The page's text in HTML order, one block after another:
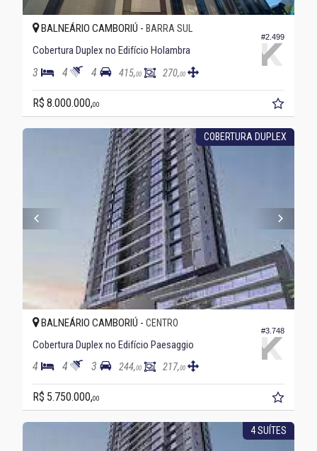
#2.499
BALNEÁRIO CAMBORIÚ - BARRA SUL
Cobertura Duplex no Edifício Holambra
3 4 4 415,00 270,00
R$ 8.000.000,00
COBERTURA DUPLEX
#3.748
BALNEÁRIO CAMBORIÚ - CENTRO
Cobertura Duplex no Edifício Paesaggio
4 4 3 244,00 217,00
R$ 5.750.000,00
4 SUÍTES